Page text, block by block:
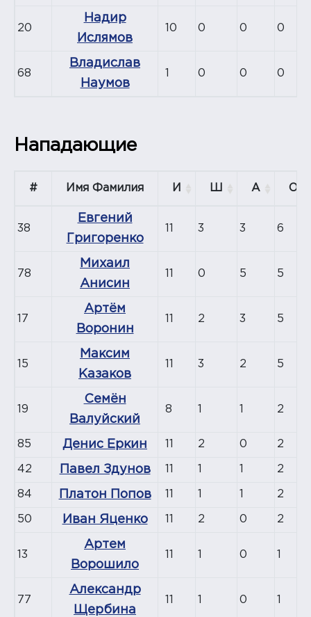
20
Надир
Ислямов
10 0 0 0
68
Владислав
Наумов
0 0 0
Нападающие
# Имя Фамилия И Ш А О
38
Евгений
Григоренко
3 3 6
78
Михаил
Анисин
0 5 5
17
Артём
Воронин
2 3 5
15
Максим
Казаков
3 2 5
19
Семён
Валуйский
8 2
85 Денис Еркин 2 0 2
42 Павел Здунов 2
84 Платон Попов 2
50 Иван Яценко 2 0 2
13
Артем
Ворошило
0
77
Александр
Щербина
0